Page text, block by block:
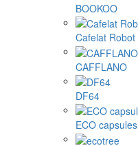
BOOKOO
Cafelat Robot
CAFFLANO
DF64
ECO capsules